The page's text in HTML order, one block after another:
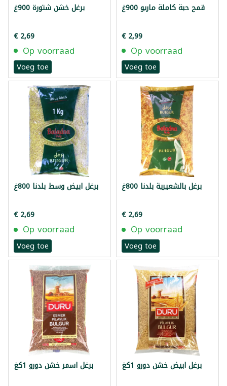
برغل خشن شتورة 900غ
€ 2,69
Op voorraad
Voeg toe
قمح حبة كاملة ماريو 900غ
€ 2,99
Op voorraad
Voeg toe
برغل ابيض وسط بلدنا 800غ
€ 2,69
Op voorraad
Voeg toe
برغل بالشعيرية بلدنا 800غ
€ 2,69
Op voorraad
Voeg toe
برغل اسمر خشن دورو 1كغ برغل ابيض خشن دورو 1كغ